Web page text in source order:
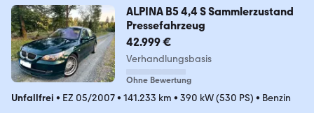
ALPINA B5 4,4 S Sammlerzustand
Pressefahrzeug
42.999 €
Verhandlungsbasis
Ohne Bewertung
Unfallfrei • EZ 05/2007• 141.233 km • 390 kW (530 PS) • Benzin